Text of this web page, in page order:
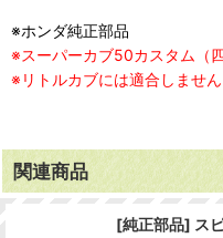
※ホンダ純正部品
※スーパーカブ50カスタム（
※リトルカブには適合しません
関連商品
[純正部品] ス